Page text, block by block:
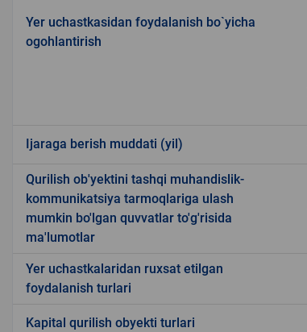
Yer uchastkasidan foydalanish bo`yicha
ogohlantirish
Ijaraga berish muddati (yil)
Qurilish ob'yektini tashqi muhandislik-
kommunikatsiya tarmoqlariga ulash
mumkin bo'lgan quvvatlar to'g'risida
ma'lumotlar
Yer uchastkalaridan ruxsat etilgan
foydalanish turlari
Kapital qurilish obyekti turlari